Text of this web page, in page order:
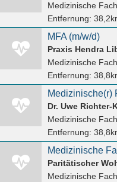
Medizinische
Entfernung:
MFA (m/w/d)
Praxis Hendra
Medizinische
Entfernung:
Medizinische(r)
Dr. Uwe Richter-
Medizinische
Entfernung:
Paritätischer
Medizinische